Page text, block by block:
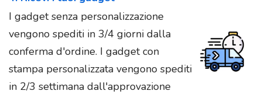
I gadget senza personalizzazione
vengono spediti in 3/4 giorni dalla
conferma d'ordine. I gadget con
stampa personalizzata vengono spediti
in 2/3 settimana dall'approvazione